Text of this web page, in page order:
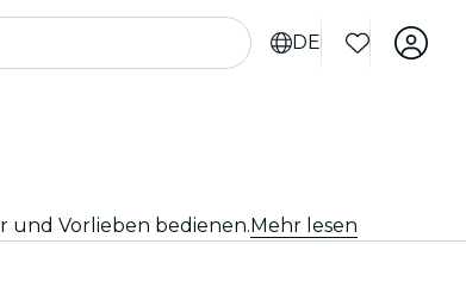
DE
und Vorlieben bedienen.Mehr lesen